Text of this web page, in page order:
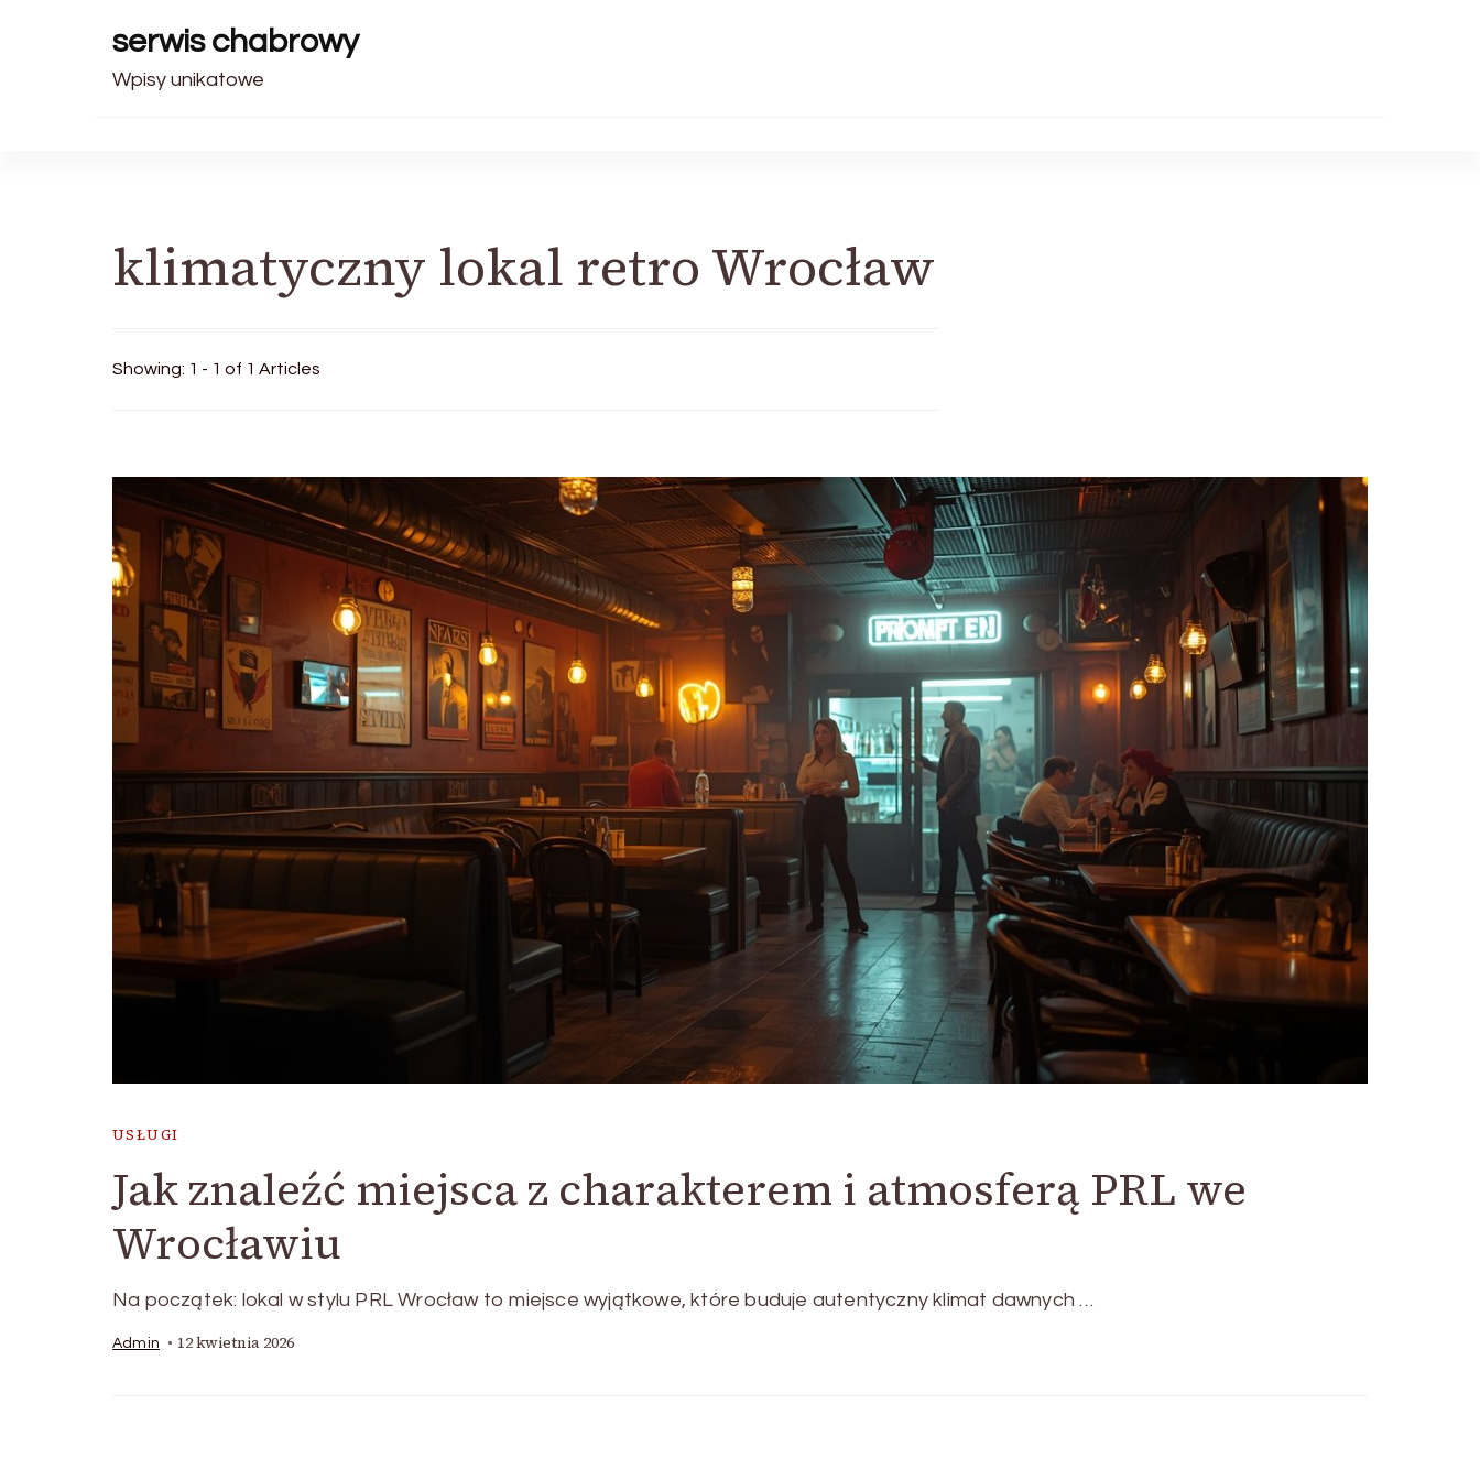
serwis chabrowy
Wpisy unikatowe
klimatyczny lokal retro Wrocław
Showing: 1 - 1 of 1 Articles
USŁUGI
Jak znaleźć miejsca z charakterem i atmosferą PRL we
Wrocławiu
Na początek: lokal w stylu PRL Wrocław to miejsce wyjątkowe, które buduje autentyczny klimat dawnych …
Admin 12 kwietnia 2026